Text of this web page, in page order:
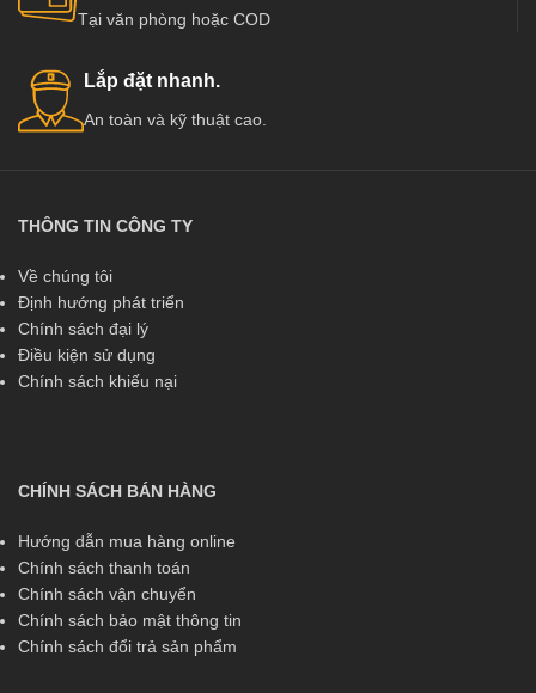
Tại văn phòng hoặc COD
Lắp đặt nhanh.
An toàn và kỹ thuật cao.
THÔNG TIN CÔNG TY
Về chúng tôi
Định hướng phát triển
Chính sách đại lý
Điều kiện sử dụng
Chính sách khiếu nại
CHÍNH SÁCH BÁN HÀNG
Hướng dẫn mua hàng online
Chính sách thanh toán
Chính sách vận chuyển
Chính sách bảo mật thông tin
Chính sách đổi trả sản phẩm